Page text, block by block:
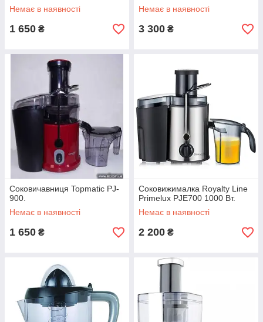
Немає в наявності
1 650 ₴
Немає в наявності
3 300 ₴
Соковичавниця Topmatic PJ-
900.
Немає в наявності
1 650 ₴
Соковижималка Royalty Line
Primelux PJE700 1000 Вт.
Немає в наявності
2 200 ₴